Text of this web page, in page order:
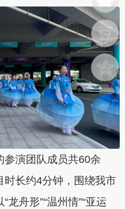
演团队成员共60余
时长约4分钟，围绕我市
舟形”“温州情”“亚运